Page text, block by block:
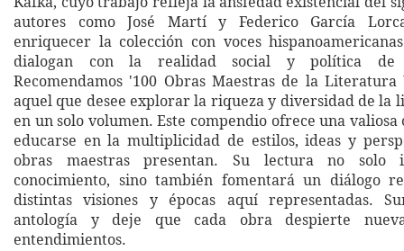
autores como José Martí y Federico García
enriquecer la colección con voces
dialogan con la realidad social y política de
Recomendamos '100 Obras Maestras de la
aquel que desee explorar la riqueza y diversidad de la
en un solo volumen. Este compendio ofrece una
educarse en la multiplicidad de estilos, ideas y
obras maestras presentan. Su lectura no solo
conocimiento, sino también fomentará un diálogo
distintas visiones y épocas aquí representadas.
antología y deje que cada obra despierte
entendimientos.